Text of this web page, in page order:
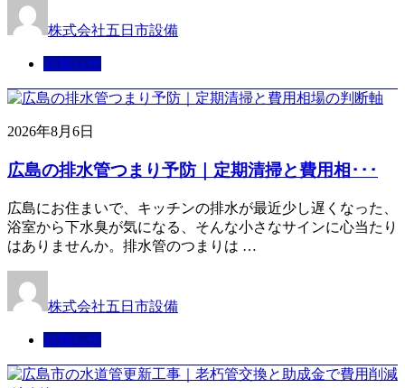
株式会社五日市設備
お知らせ
2026年8月6日
広島の排水管つまり予防｜定期清掃と費用相･･･
広島にお住まいで、キッチンの排水が最近少し遅くなった、
浴室から下水臭が気になる、そんな小さなサインに心当たり
はありませんか。排水管のつまりは …
株式会社五日市設備
お知らせ